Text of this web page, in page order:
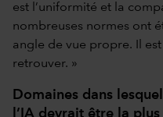
est l’uniformité et la
nombreuses normes ont
angle de vue propre. Il
retrouver. »
Domaines dans
l’IA devrait être la